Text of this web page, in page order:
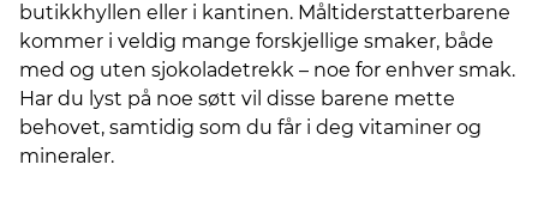
butikkhyllen eller i kantinen. Måltiderstatterbarene
kommer i veldig mange forskjellige smaker, både
med og uten sjokoladetrekk – noe for enhver smak.
Har du lyst på noe søtt vil disse barene mette
behovet, samtidig som du får i deg vitaminer og
mineraler.